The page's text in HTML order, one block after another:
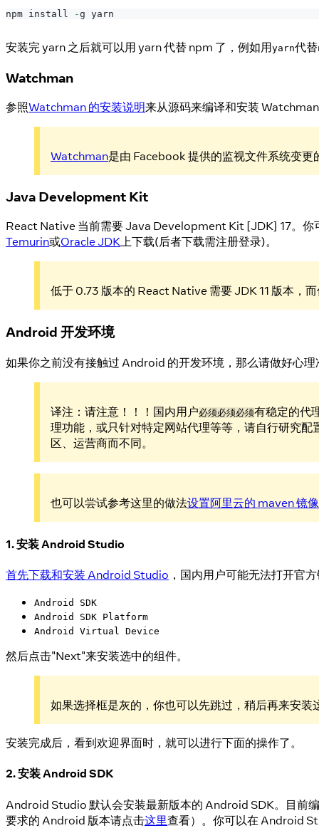
npm install -g yarn
安装完 yarn 之后就可以用 yarn 代替 npm 了，例如用yarn代替
Watchman
参照Watchman 的安装说明来从源码来编译和安装
Watchman是由 Facebook 提供的监视文件系统变
Java Development Kit
React Native 当前需要 Java Development Kit [JDK] 17。你
Temurin或Oracle JDK上下载(后者下载需注册登录)。
低于 0.73 版本的 React Native 需要 JDK 11 版本，
Android 开发环境
如果你之前没有接触过 Android 的开发环境，那么请做好心
译注：请注意！！！国内用户必须必须必须有稳定的代
理功能，或只针对特定网站代理等等，请自行研究
区、运营商而不同。
也可以尝试参考这里的做法设置阿里云的 maven 镜
1. 安装 Android Studio
首先下载和安装 Android Studio ，国内用户可能无法打开官
Android SDK
Android SDK Platform
Android Virtual Device
然后点击"Next"来安装选中的组件。
如果选择框是灰的，你也可以先跳过，稍后再来安装
安装完成后，看到欢迎界面时，就可以进行下面的操作了。
2. 安装 Android SDK
Android Studio 默认会安装最新版本的 Android SDK。目前
要求的 Android 版本请点击这里查看）。你可以在 Android